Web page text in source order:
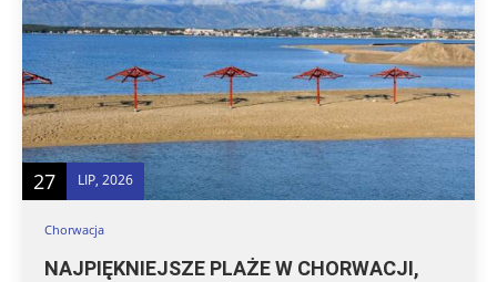
27 LIP, 2026
Chorwacja
NAJPIĘKNIEJSZE PLAŻE W CHORWACJI,